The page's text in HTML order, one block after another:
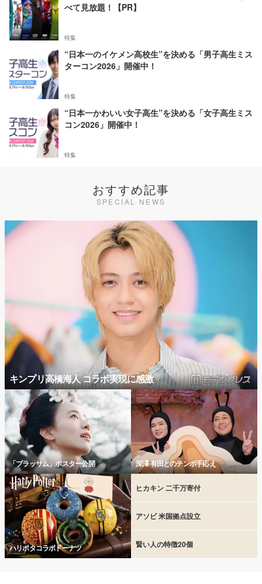
べて見放題！【PR】
特集
“日本一のイケメン高校生”を決める「男子高生ミス
ターコン2026」開催中！
特集
“日本一かわいい女子高生”を決める「女子高生ミス
コン2026」開催中！
特集
おすすめ記事
SPECIAL NEWS
キンプリ高橋海人 コラボ実現に感激
「ブラッサム」ポスター公開 深澤 有田とのテンポ手応え
ハリポタコラボドーナツ
ヒカキン 二千万寄付
アソビ 米国拠点設立
賢い人の特徴20個